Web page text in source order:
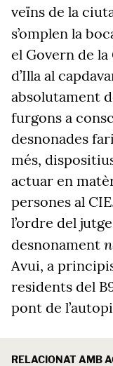
veïns de la
s’omplen la
el Govern de la
d’Illa al
absolutament
furgons a
desnonades
més,
actuar en
persones al
l’ordre del
desnonament
Avui, a
residents del
pont de
RELACIONAT AMB